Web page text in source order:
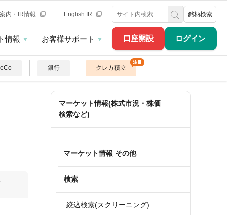
口座開設 ログイン
内・IR情報 English IR 銘柄検索
情報 お客様サポート
銀行 クレカ積立
マーケット情報(株式市況・株価
検索など)
マーケット情報 その他
検索
絞込検索(スクリーニング)